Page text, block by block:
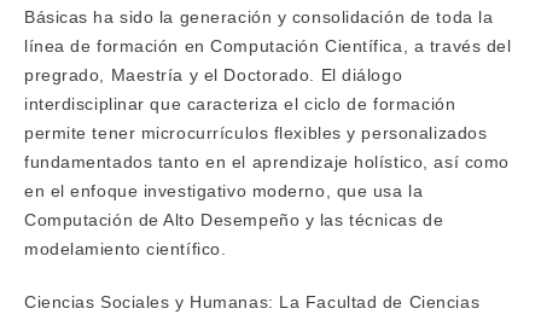
Básicas ha sido la generación y consolidación de toda la
línea de formación en Computación Científica, a través del
pregrado, Maestría y el Doctorado. El diálogo
interdisciplinar que caracteriza el ciclo de formación
permite tener microcurrículos flexibles y personalizados
fundamentados tanto en el aprendizaje holístico, así como
en el enfoque investigativo moderno, que usa la
Computación de Alto Desempeño y las técnicas de
modelamiento científico.
Ciencias Sociales y Humanas: La Facultad de Ciencias